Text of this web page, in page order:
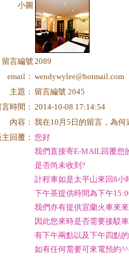
小圖
留言編號2089
email： wendywylee@hotmail.com
主題： 留言編號 2045
言時間： 2014-10-08 17:14:54
內容： 我在10月5日的留言，為
主回覆： 您好
我們直接寄E-MAIL回覆您
是否尚未收到?
計程車如是太平山來回8小
下午茶提供時間為下午
我們亦有提供宜蘭火車來
因此您來時是否需要接駁
有下午兩點以及下午四點
如有任何需要可來電預約^^